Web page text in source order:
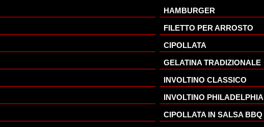
HAMBURGER
FILETTO PER ARROSTO
CIPOLLATA
GELATINA TRADIZIONALE
INVOLTINO CLASSICO
INVOLTINO PHILADELPHIA
CIPOLLATA IN SALSA BBQ